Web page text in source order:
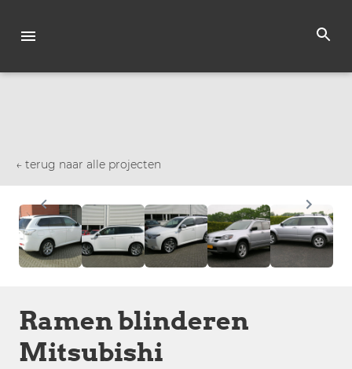
← terug naar alle projecten
Ramen blinderen
Mitsubishi